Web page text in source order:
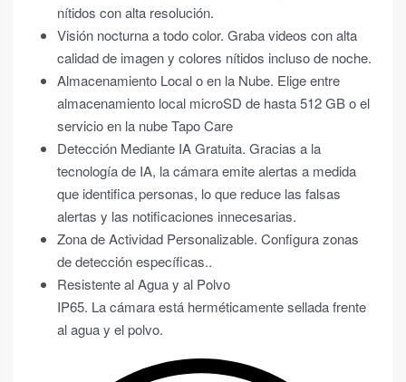
nítidos con alta resolución.
Visión nocturna a todo color. Graba videos con alta
calidad de imagen y colores nítidos incluso de noche.
Almacenamiento Local o en la Nube. Elige entre
almacenamiento local microSD de hasta 512 GB o el
servicio en la nube Tapo Care
Detección Mediante IA Gratuita. Gracias a la
tecnología de IA, la cámara emite alertas a medida
que identifica personas, lo que reduce las falsas
alertas y las notificaciones innecesarias.
Zona de Actividad Personalizable. Configura zonas
de detección específicas..
Resistente al Agua y al Polvo
IP65. La cámara está herméticamente sellada frente
al agua y el polvo.